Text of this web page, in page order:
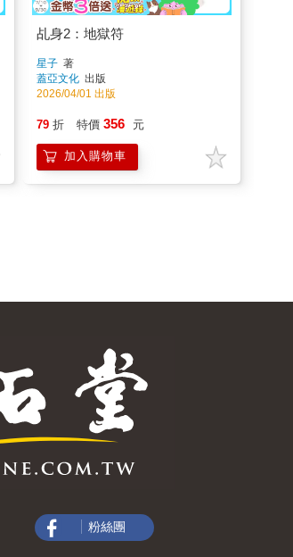
乩身2：地獄符
星子著
蓋亞文化 出版
2026/04/01 出版
79 折 特價 356 元
加入購物車
粉絲團